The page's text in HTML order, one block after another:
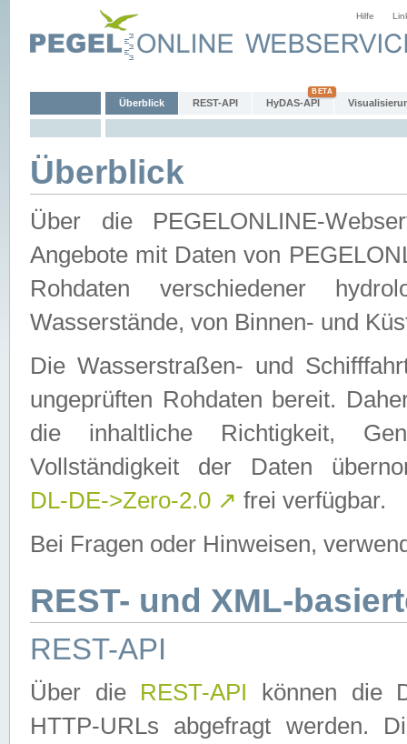
Hilfe
Überblick REST-API HyDAS-API
Überblick
Über die PEGELONLINE-
Angebote mit Daten von
Rohdaten verschiedener
Wasserstände, von Binnen- und
Die Wasserstraßen- und
ungeprüften Rohdaten bereit.
die inhaltliche Richtigkeit,
Vollständigkeit der Daten
DL-DE->Zero-2.0 ↗ frei verfügbar.
Bei Fragen oder Hinweisen,
REST- und XML-
REST-API
Über die REST-API können die
HTTP-URLs abgefragt werden.